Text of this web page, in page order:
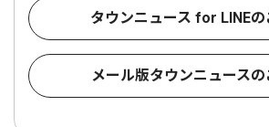
タウンニュース for LINE
メール版タウンニュースの